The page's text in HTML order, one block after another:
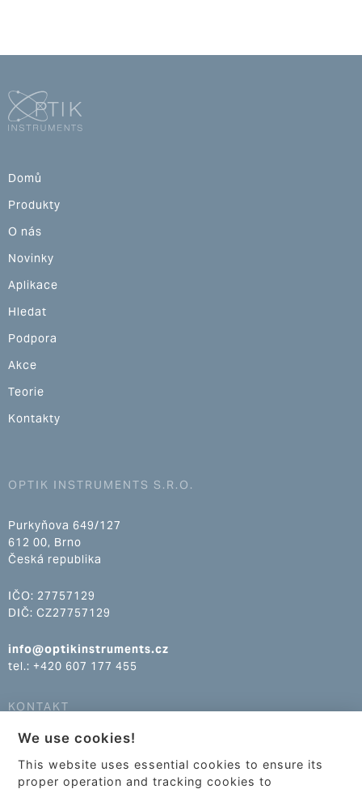
Domů
Produkty
O nás
Novinky
Aplikace
Hledat
Podpora
Akce
Teorie
Kontakty
OPTIK INSTRUMENTS S.R.O.
Purkyňova 649/127
612 00, Brno
Česká republika
IČO: 27757129
DIČ: CZ27757129
info@optikinstruments.cz
tel.: +420 607 177 455
KONTAKT
info@optikinstruments.cz
tel.: +420 607 177 455
We use cookies!
This website uses essential cookies to ensure its
proper operation and tracking cookies to